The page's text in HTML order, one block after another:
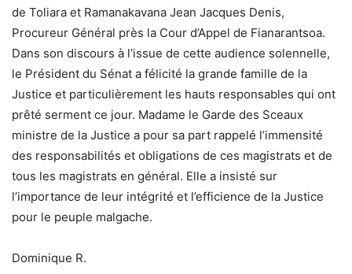
de Toliara et Ramanakavana Jean Jacques Denis,
Procureur Général près la Cour d’Appel de Fianarantsoa.
Dans son discours à l’issue de cette audience solennelle,
le Président du Sénat a félicité la grande famille de la
Justice et particulièrement les hauts responsables qui ont
prêté serment ce jour. Madame le Garde des Sceaux
ministre de la Justice a pour sa part rappelé l’immensité
des responsabilités et obligations de ces magistrats et de
tous les magistrats en général. Elle a insisté sur
l’importance de leur intégrité et l’efficience de la Justice
pour le peuple malgache.
Dominique R.